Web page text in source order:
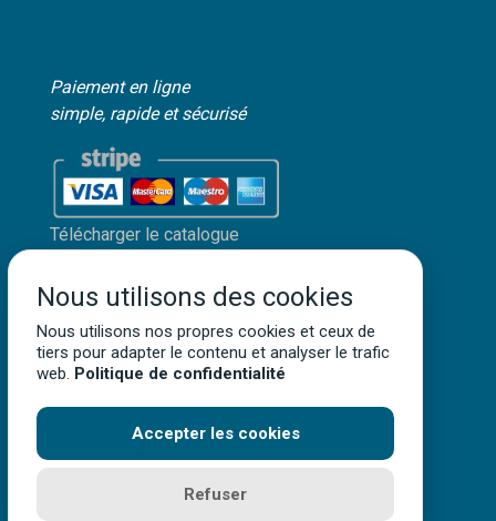
Paiement en ligne
simple, rapide et sécurisé
Télécharger le catalogue
Mentions légales
Politique de confidentialité
Conditions générales de vente
• Tous droits réservés
Nous utilisons des cookies
Nous utilisons nos propres cookies et ceux de
tiers pour adapter le contenu et analyser le trafic
web. Politique de confidentialité
Accepter les cookies
Refuser